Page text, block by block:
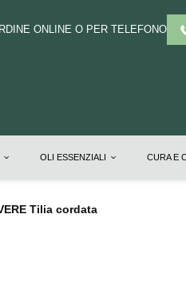
ONLINE O PER TELEFONO
OLI ESSENZIALI CURA E
Tilia cordata